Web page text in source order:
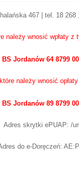
467 | tel. 18
należy wnosić wpłaty z
BS Jordanów 64 8799
należy wnosić
BS Jordanów 89 8799
Adres skrytki ePUAP: /
do e-Doręczeń: